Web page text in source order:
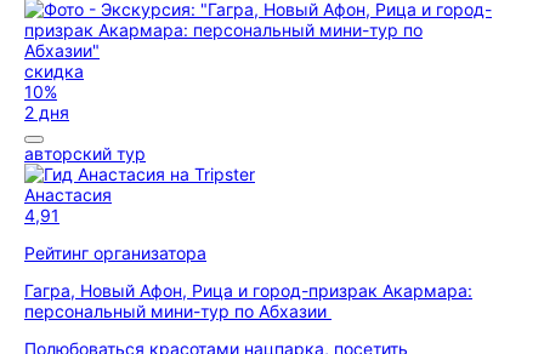
скидка
10%
2 дня
авторский тур
Анастасия
4,91
Рейтинг организатора
Гагра, Новый Афон, Рица и город-призрак Акармара:
персональный мини-тур по Абхазии
Полюбоваться красотами нацпарка, посетить